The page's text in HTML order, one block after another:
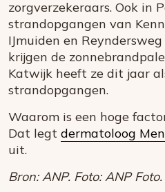
zorgverzekeraars. Ook in
strandopgangen van
IJmuiden en
krijgen de
Katwijk heeft ze dit jaar
strandopgangen.
Waarom is een hoge
Dat legt dermatoloog
uit.
Bron: ANP. Foto: ANP Foto.